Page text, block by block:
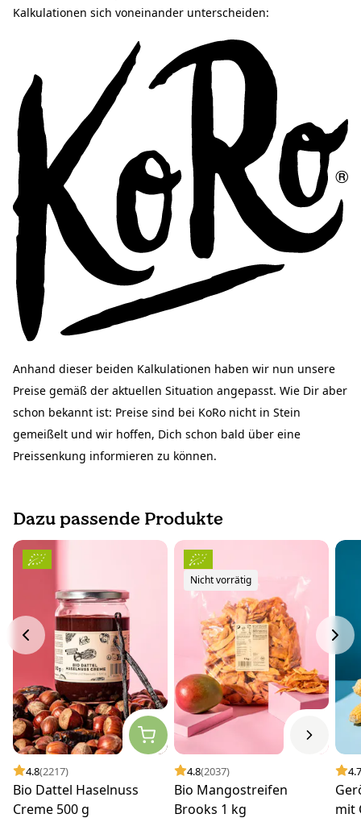
Kalkulationen sich voneinander unterscheiden:
Anhand dieser beiden Kalkulationen haben wir nun unsere
Preise gemäß der aktuellen Situation angepasst. Wie Dir aber
schon bekannt ist: Preise sind bei KoRo nicht in Stein
gemeißelt und wir hoffen, Dich schon bald über eine
Preissenkung informieren zu können.
Dazu passende Produkte
4.8(2217)
Bio Dattel Haselnuss
Creme 500 g
Nicht vorrätig
4.8(2037)
Bio Mangostreifen
Brooks 1 kg
4.7
mit